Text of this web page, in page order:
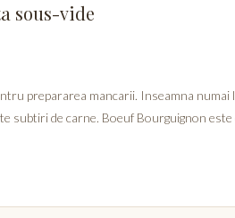
sous-vide
prepararea mancarii. Inseamna numai
subtiri de carne. Boeuf Bourguignon